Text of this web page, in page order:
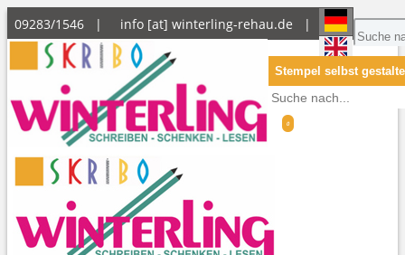
09283/1546 | info [at] winterling-rehau.de |
Stempel selbst
0